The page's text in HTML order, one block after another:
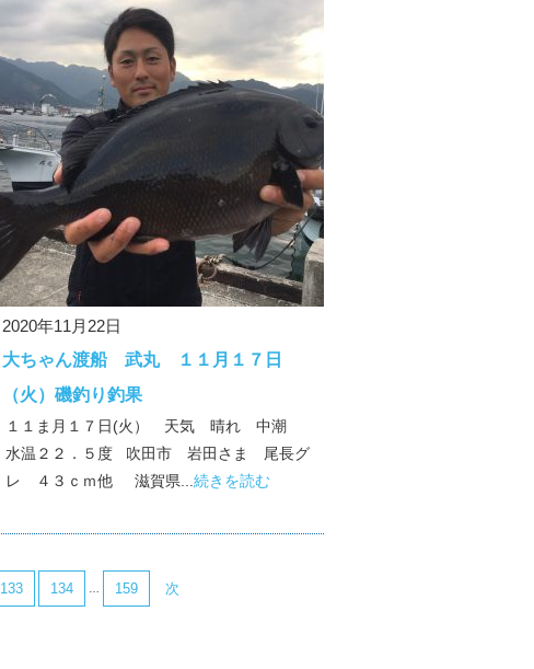
2020年11月22日
大ちゃん渡船 武丸 １１月１７日
（火）磯釣り釣果
１１ま月１７日(火） 天気 晴れ 中潮
水温２２．５度 吹田市 岩田さま 尾長グ
レ ４３ｃｍ他 滋賀県... 続きを読む
133 134 159
次